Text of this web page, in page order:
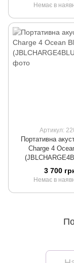
Немає в
Артикул:
Портативна
Charge 4
3 700
Немає в